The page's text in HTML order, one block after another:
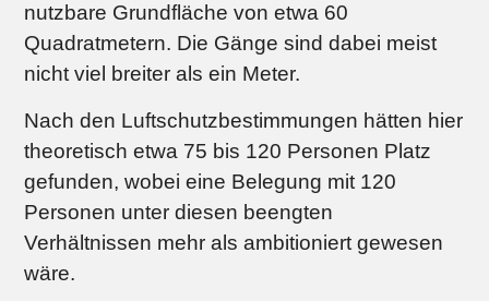
nutzbare Grundfläche von etwa 60
Quadratmetern. Die Gänge sind dabei meist
nicht viel breiter als ein Meter.
Nach den Luftschutzbestimmungen hätten hier
theoretisch etwa 75 bis 120 Personen Platz
gefunden, wobei eine Belegung mit 120
Personen unter diesen beengten
Verhältnissen mehr als ambitioniert gewesen
wäre.